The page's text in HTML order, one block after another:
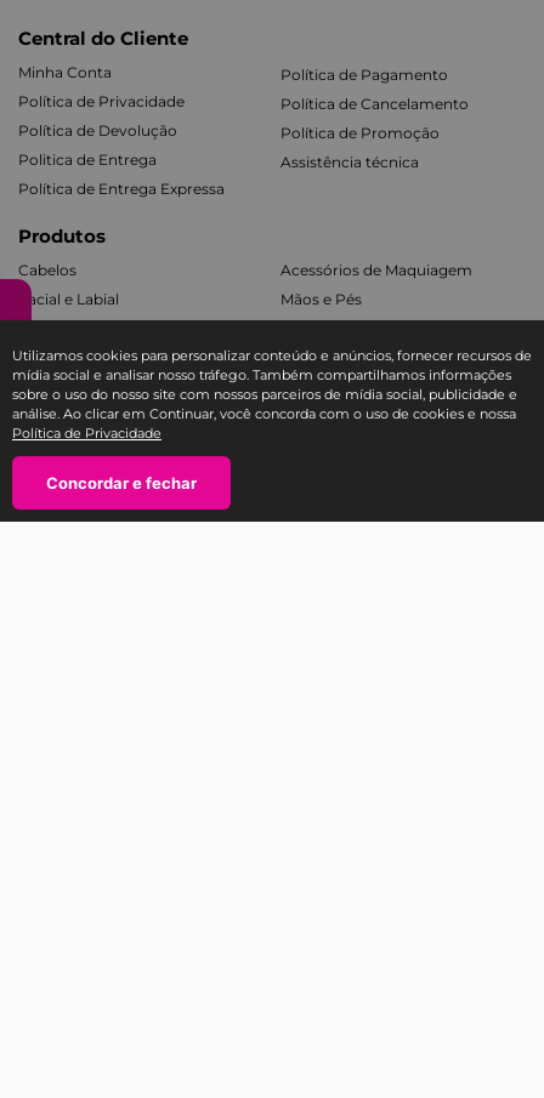
Utilizamos cookies para personalizar conteúdo e anúncios, fornecer recursos de
mídia social e analisar nosso tráfego. Também compartilhamos informações
sobre o uso do nosso site com nossos parceiros de mídia social, publicidade e
análise. Ao clicar em Continuar, você concorda com o uso de cookies e nossa
Política de Privacidade
Concordar e fechar
Central do Cliente
Minha Conta
Política de Privacidade
Política de Devolução
Politica de Entrega
Política de Entrega Expressa
Política de Pagamento
Política de Cancelamento
Política de Promoção
Assistência técnica
Produtos
Cabelos
Facial e Labial
Acessórios de Maquiagem
Mãos e Pés
Fale com a Ricca
SAC E-COMMERCE RICCA
TEL: 11 3588-1404
atendimento@sac-ricca.com.br
Segunda à sexta-feira, das 9:00 às 18:00 horas